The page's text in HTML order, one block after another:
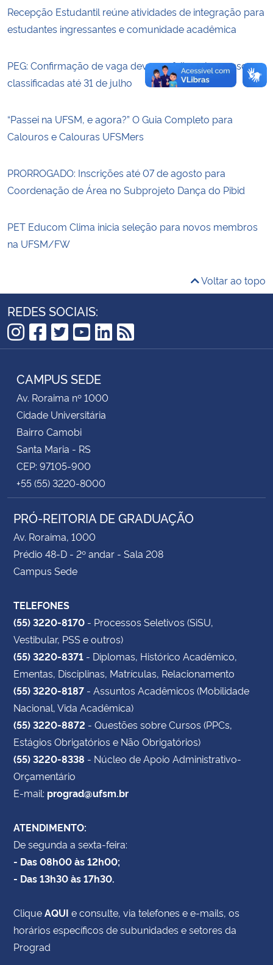
Recepção Estudantil reúne atividades de integração para
estudantes ingressantes e comunidade acadêmica
PEG: Confirmação de vaga deve ser feita pelas pessoas
classificadas até 31 de julho
“Passei na UFSM, e agora?” O Guia Completo para
Calouros e Calouras UFSMers
PRORROGADO: Inscrições até 07 de agosto para
Coordenação de Área no Subprojeto Dança do Pibid
PET Educom Clima inicia seleção para novos membros
na UFSM/FW
Voltar ao topo
REDES SOCIAIS:
Instagram
Facebook
Twitter
YouTube
LinkedIn
RSS
CAMPUS SEDE
Av. Roraima nº 1000
Cidade Universitária
Bairro Camobi
Santa Maria - RS
CEP: 97105-900
+55 (55) 3220-8000
PRÓ-REITORIA DE GRADUAÇÃO
Av. Roraima, 1000
Prédio 48-D - 2º andar - Sala 208
Campus Sede
TELEFONES
(55) 3220-8170 - Processos Seletivos (SiSU,
Vestibular, PSS e outros)
(55) 3220-8371 - Diplomas, Histórico Acadêmico,
Ementas, Disciplinas, Matrículas, Relacionamento
(55) 3220-8187 - Assuntos Acadêmicos (Mobilidade
Nacional, Vida Acadêmica)
(55) 3220-8872 - Questões sobre Cursos (PPCs,
Estágios Obrigatórios e Não Obrigatórios)
(55) 3220-8338 - Núcleo de Apoio Administrativo-
Orçamentário
E-mail: prograd@ufsm.br
ATENDIMENTO:
De segunda a sexta-feira:
- Das 08h00 às 12h00;
- Das 13h30 às 17h30.
CliqueAQUI e consulte, via telefones e e-mails, os
horários específicos de subunidades e setores da
Prograd